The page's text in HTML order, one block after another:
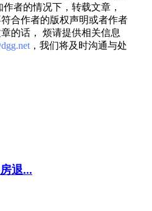
者的情况下，转载文章，
合作者的版权声明或者作者
的话， 烦请提供相关信息
，我们将及时沟通与处
退...